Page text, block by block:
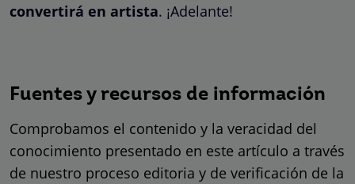
convertirá en artista. ¡Adelante!
Fuentes y recursos de información
Comprobamos el contenido y la veracidad del
conocimiento presentado en este artículo a través
de nuestro proceso editoria y de verificación de la